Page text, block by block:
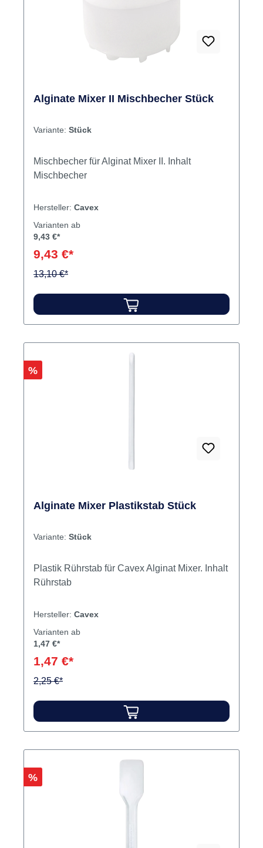
Alginate Mixer II Mischbecher Stück
Variante: Stück
Mischbecher für Alginat Mixer II. Inhalt
Mischbecher
Hersteller: Cavex
Varianten ab
9,43 €*
9,43 €*
13,10 €*
Rabatt
%
Alginate Mixer Plastikstab Stück
Variante: Stück
Plastik Rührstab für Cavex Alginat Mixer. Inhalt
Rührstab
Hersteller: Cavex
Varianten ab
1,47 €*
1,47 €*
2,25 €*
Rabatt
%